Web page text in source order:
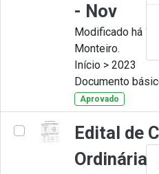
- Nov
Modificado há
Monteiro.
Início > 2023
Documento
Aprovado
Edital de
Ordinária